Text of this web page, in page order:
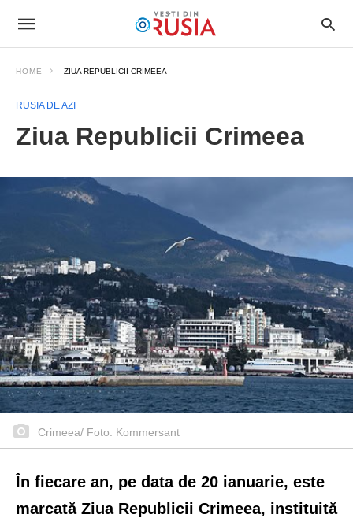
HOME ZIUA REPUBLICII CRIMEEA
RUSIA DE AZI
Ziua Republicii Crimeea
Crimeea/ Foto: Kommersant
În fiecare an, pe data de 20 ianuarie, este
marcată Ziua Republicii Crimeea, instituită